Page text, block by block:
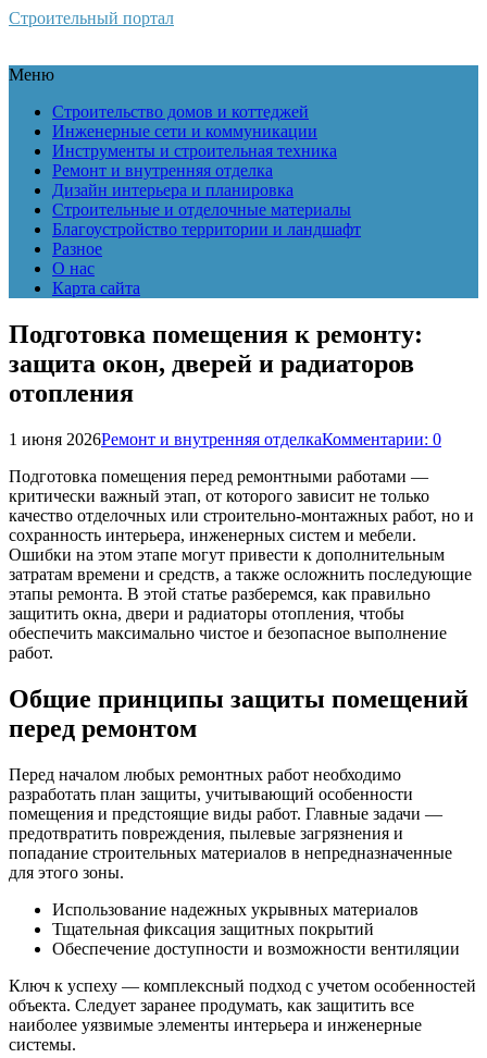
Строительный портал
Меню
Строительство домов и коттеджей
Инженерные сети и коммуникации
Инструменты и строительная техника
Ремонт и внутренняя отделка
Дизайн интерьера и планировка
Строительные и отделочные материалы
Благоустройство территории и ландшафт
Разное
О нас
Карта сайта
Подготовка помещения к ремонту:
защита окон, дверей и радиаторов
отопления
1 июня 2026Ремонт и внутренняя отделкаКомментарии: 0
Подготовка помещения перед ремонтными работами —
критически важный этап, от которого зависит не только
качество отделочных или строительно-монтажных работ, но и
сохранность интерьера, инженерных систем и мебели.
Ошибки на этом этапе могут привести к дополнительным
затратам времени и средств, а также осложнить последующие
этапы ремонта. В этой статье разберемся, как правильно
защитить окна, двери и радиаторы отопления, чтобы
обеспечить максимально чистое и безопасное выполнение
работ.
Общие принципы защиты помещений
перед ремонтом
Перед началом любых ремонтных работ необходимо
разработать план защиты, учитывающий особенности
помещения и предстоящие виды работ. Главные задачи —
предотвратить повреждения, пылевые загрязнения и
попадание строительных материалов в непредназначенные
для этого зоны.
Использование надежных укрывных материалов
Тщательная фиксация защитных покрытий
Обеспечение доступности и возможности вентиляции
Ключ к успеху — комплексный подход с учетом особенностей
объекта. Следует заранее продумать, как защитить все
наиболее уязвимые элементы интерьера и инженерные
системы.